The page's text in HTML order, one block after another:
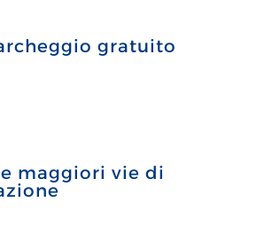
gratuito
maggiori vie di